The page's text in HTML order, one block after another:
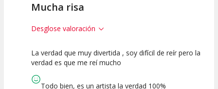
Mucha risa
Desglose valoración
10
Espectáculo
10 7.5
artística
La verdad que muy divertida , soy difícil de reír pero la
verdad es que me reí mucho
Todo bien, es un artista la verdad 100%